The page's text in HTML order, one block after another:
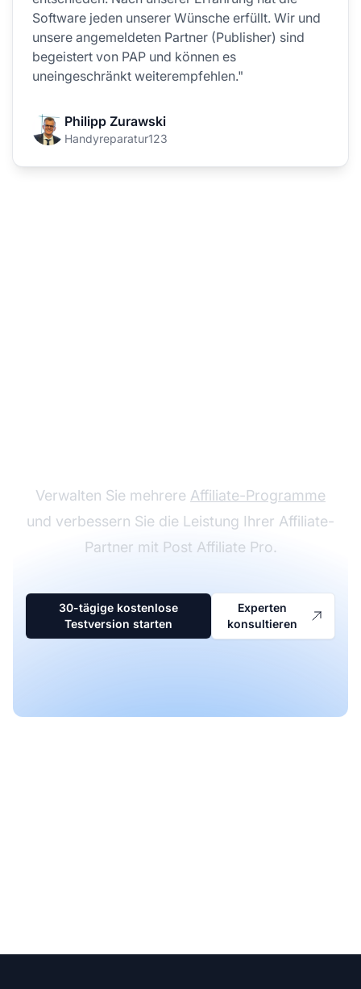
Software jeden unserer Wünsche erfüllt. Wir und
unsere angemeldeten Partner (Publisher) sind
begeistert von PAP und können es
uneingeschränkt weiterempfehlen."
Philipp Zurawski
Handyreparatur123
Verwalten Sie mehrere Affiliate-Programme
und verbessern Sie die Leistung Ihrer Affiliate-
Partner mit Post Affiliate Pro.
30-tägige kostenlose
Testversion starten
Experten
konsultieren